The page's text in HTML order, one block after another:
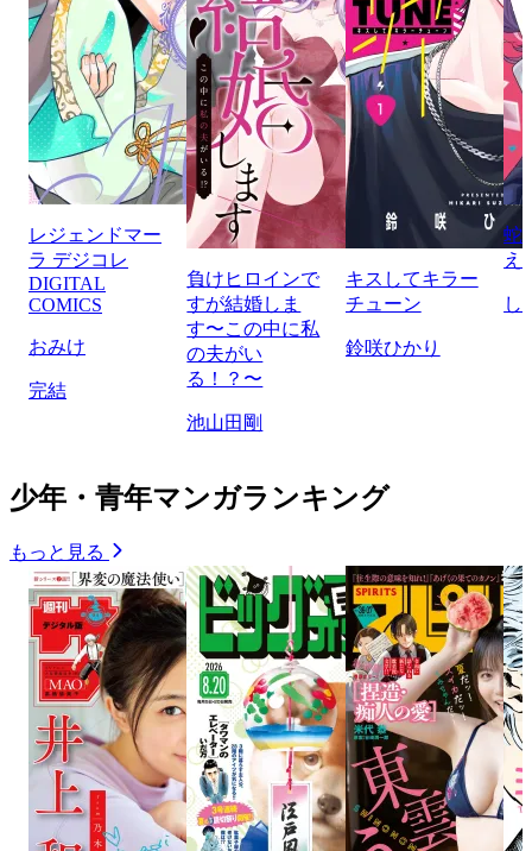
レジェンドマー
ラ デジコレ
DIGITAL
COMICS
おみけ
完結
負けヒロインで
すが結婚しま
す〜この中に私
の夫がい
る！？〜
池山田剛
キスしてキラー
チューン
鈴咲ひかり
蛇
え
し
少年・青年マンガランキング
もっと見る